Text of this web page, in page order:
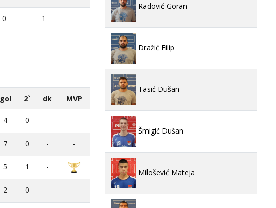
0 1
gol 2` dk MVP
4 0 - -
7 0 - -
5 1 -
2 0 - -
Radović Goran
Dražić Filip
Tasić Dušan
Šmigić Dušan
Milošević Mateja